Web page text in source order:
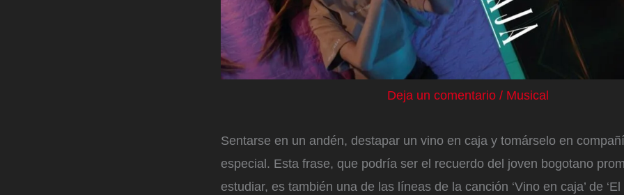
Deja un comentario / Musical
Sentarse en un andén, destapar un vino en caja y tomárselo en
especial. Esta frase, que podría ser el recuerdo del joven bogotano
estudiar, es también una de las líneas de la canción ‘Vino en caja’ de ‘El